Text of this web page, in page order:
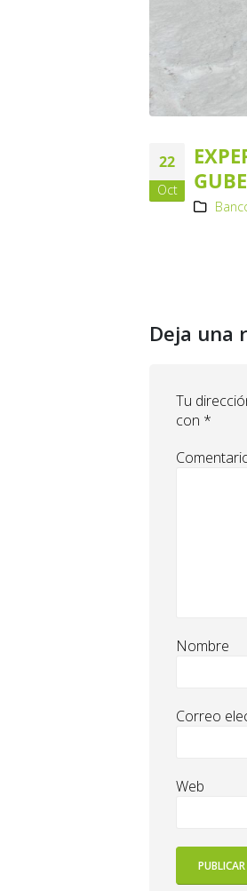
22
Oct
Deja una
Tu
con *
Nombre
Correo
Web